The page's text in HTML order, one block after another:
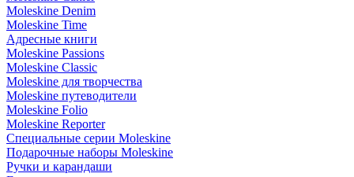
Moleskine Denim
Moleskine Time
Адресные книги
Moleskine Passions
Moleskine Classic
Moleskine для творчества
Moleskine путеводители
Moleskine Folio
Moleskine Reporter
Специальные серии Moleskine
Подарочные наборы Moleskine
Ручки и карандаши